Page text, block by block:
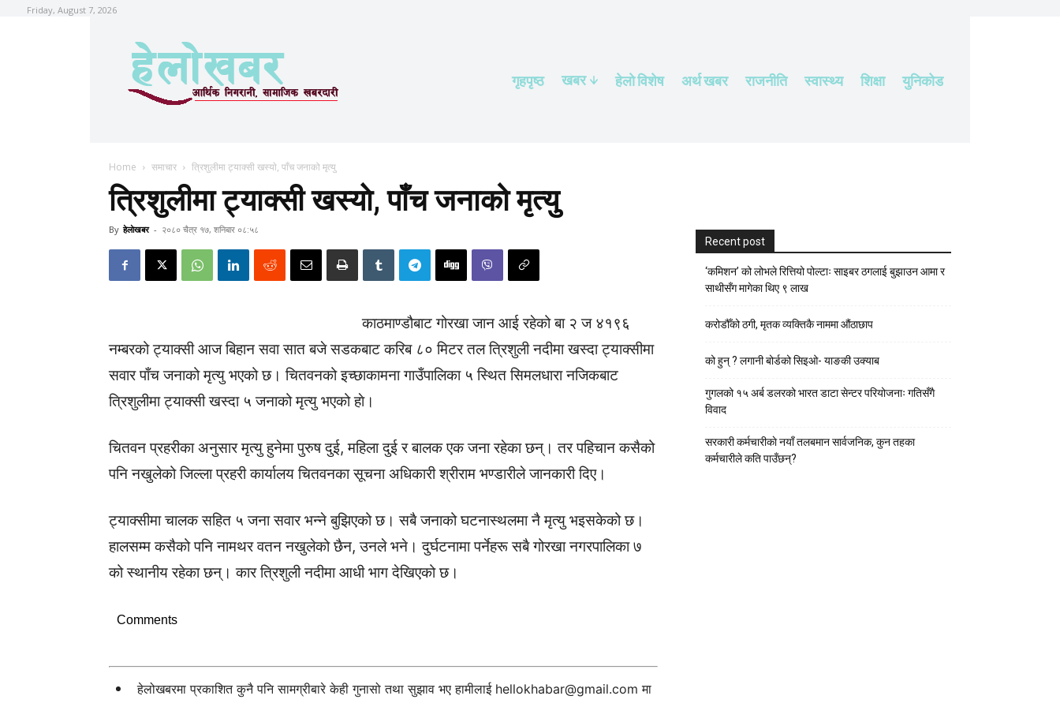
Friday, August 7, 2026
गृहपृष्ठ खबर हेलाे विशेष अर्थ खबर राजनीति स्वास्थ्य शिक्षा युनिकोड
Home समाचार त्रिशुलीमा ट्याक्सी खस्याे, पाँच जनाको मृत्यु
त्रिशुलीमा ट्याक्सी खस्याे, पाँच जनाको मृत्यु
By हेलाेखबर - २०८० चैत्र १७, शनिबार ०८:५८
काठमाण्डौबाट गोरखा जान आई रहेको बा २ ज ४१९६
नम्बरको ट्याक्सी आज बिहान सवा सात बजे सडकबाट करिब ८० मिटर तल त्रिशुली नदीमा खस्दा ट्याक्सीमा
सवार पाँच जनाको मृत्यु भएको छ। चितवनको इच्छाकामना गाउँपालिका ५ स्थित सिमलधारा नजिकबाट
त्रिशुलीमा ट्याक्सी खस्दा ५ जनाको मृत्यु भएको हाे।
चितवन प्रहरीका अनुसार मृत्यु हुनेमा पुरुष दुई, महिला दुई र बालक एक जना रहेका छन्। तर पहिचान कसैको
पनि नखुलेको जिल्ला प्रहरी कार्यालय चितवनका सूचना अधिकारी श्रीराम भण्डारीले जानकारी दिए।
ट्याक्सीमा चालक सहित ५ जना सवार भन्ने बुझिएको छ। सबै जनाको घटनास्थलमा नै मृत्यु भइसकेको छ।
हालसम्म कसैको पनि नामथर वतन नखुलेको छैन, उनले भने। दुर्घटनामा पर्नेहरू सबै गोरखा नगरपालिका ७
को स्थानीय रहेका छन्। कार त्रिशुली नदीमा आधी भाग देखिएको छ।
Comments
हेलोखबरमा प्रकाशित कुनै पनि सामग्रीबारे केही गुनासो तथा सुझाव भए हामीलाई hellokhabar@gmail.com मा
Recent post
‘कमिशन’ को लोभले रित्तियो पोल्टाः साइबर ठगलाई बुझाउन आमा र
साथीसँग मागेका थिए ९ लाख
करोडौँको ठगी, मृतक व्यक्तिकै नाममा औंठाछाप
को हुन् ? लगानी बोर्डको सिइओ- याङकी उक्याब
गुगलको १५ अर्ब डलरको भारत डाटा सेन्टर परियोजनाः गतिसँगै
विवाद
सरकारी कर्मचारीकाे नयाँ तलबमान सार्वजनिक, कुन तहका
कर्मचारीले कति पाउँछन्?